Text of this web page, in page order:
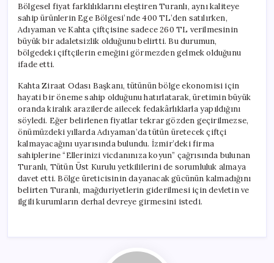
Bölgesel fiyat farklılıklarını eleştiren Turanlı, aynı kaliteye
sahip ürünlerin Ege Bölgesi’nde 400 TL’den satılırken,
Adıyaman ve Kahta çiftçisine sadece 260 TL verilmesinin
büyük bir adaletsizlik olduğunu belirtti. Bu durumun,
bölgedeki çiftçilerin emeğini görmezden gelmek olduğunu
ifade etti.
Kahta Ziraat Odası Başkanı, tütünün bölge ekonomisi için
hayati bir öneme sahip olduğunu hatırlatarak, üretimin büyük
oranda kiralık arazilerde ailecek fedakârlıklarla yapıldığını
söyledi. Eğer belirlenen fiyatlar tekrar gözden geçirilmezse,
önümüzdeki yıllarda Adıyaman’da tütün üretecek çiftçi
kalmayacağını uyarısında bulundu. İzmir’deki firma
sahiplerine “Ellerinizi vicdanınıza koyun” çağrısında bulunan
Turanlı, Tütün Üst Kurulu yetkililerini de sorumluluk almaya
davet etti. Bölge üreticisinin dayanacak gücünün kalmadığını
belirten Turanlı, mağduriyetlerin giderilmesi için devletin ve
ilgili kurumların derhal devreye girmesini istedi.